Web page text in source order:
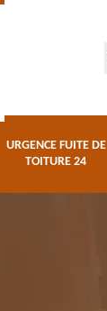
URGENCE FUITE DE
TOITURE 24